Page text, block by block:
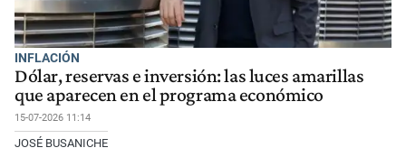
INFLACIÓN
Dólar, reservas e inversión: las luces amarillas
que aparecen en el programa económico
15-07-2026 11:14
JOSÉ BUSANICHE